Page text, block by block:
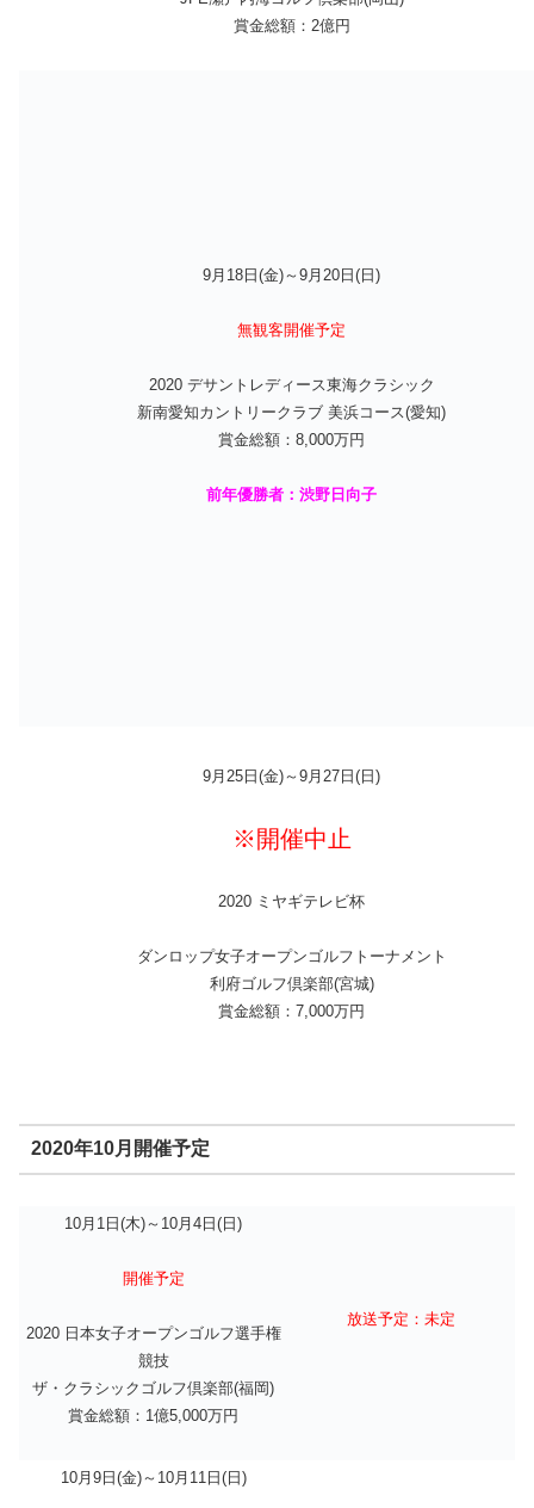
賞金総額：2億円
9月18日(金)～9月20日(日)
無観客開催予定
2020 デサントレディース東海クラシック
新南愛知カントリークラブ 美浜コース(愛知)
賞金総額：8,000万円
前年優勝者：渋野日向子
9月25日(金)～9月27日(日)
※開催中止
2020 ミヤギテレビ杯
ダンロップ女子オープンゴルフトーナメント
利府ゴルフ倶楽部(宮城)
賞金総額：7,000万円
2020年10月開催予定
10月1日(木)～10月4日(日)
開催予定
2020 日本女子オープンゴルフ選手権
競技
ザ・クラシックゴルフ倶楽部(福岡)
賞金総額：1億5,000万円
放送予定：未定
10月9日(金)～10月11日(日)